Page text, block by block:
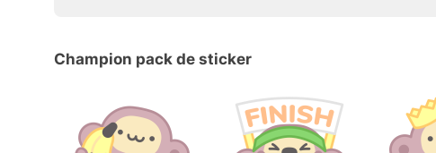
Champion pack de sticker